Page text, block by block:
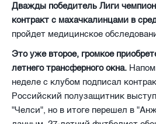
Дважды победитель Лиги
контракт с махачкалинцами в
пройдет медицинское
Это уже второе, громкое
летнего трансферного окна.
неделе с клубом подписал
Российский полузащитник
"Челси", но в итоге перешел в